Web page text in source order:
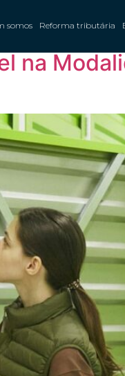
somos Reforma tributária
na